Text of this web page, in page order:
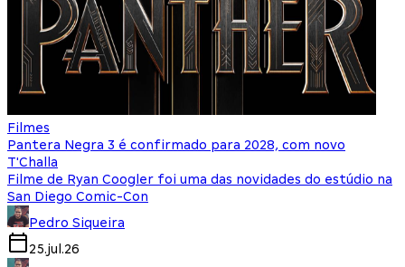
Filmes
Pantera Negra 3 é confirmado para 2028, com novo
T'Challa
Filme de Ryan Coogler foi uma das novidades do estúdio na
San Diego Comic-Con
Pedro Siqueira
25.jul.26